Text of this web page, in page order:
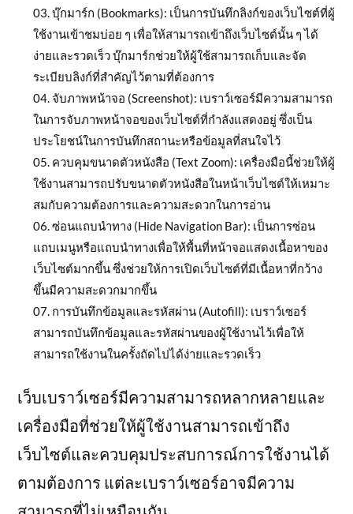
บุ๊กมาร์ก (Bookmarks): เป็นการบันทึกลิงก์ของเว็บไซต์ที่ผู้
ใช้งานเข้าชมบ่อย ๆ เพื่อให้สามารถเข้าถึงเว็บไซต์นั้น ๆ ได้
ง่ายและรวดเร็ว บุ๊กมาร์กช่วยให้ผู้ใช้สามารถเก็บและจัด
ระเบียบลิงก์ที่สำคัญไว้ตามที่ต้องการ
จับภาพหน้าจอ (Screenshot): เบราว์เซอร์มีความสามารถ
ในการจับภาพหน้าจอของเว็บไซต์ที่กำลังแสดงอยู่ ซึ่งเป็น
ประโยชน์ในการบันทึกสถานะหรือข้อมูลที่สนใจไว้
ควบคุมขนาดตัวหนังสือ (Text Zoom): เครื่องมือนี้ช่วยให้ผู้
ใช้งานสามารถปรับขนาดตัวหนังสือในหน้าเว็บไซต์ให้เหมาะ
สมกับความต้องการและความสะดวกในการอ่าน
ซ่อนแถบนำทาง (Hide Navigation Bar): เป็นการซ่อน
แถบเมนูหรือแถบนำทางเพื่อให้พื้นที่หน้าจอแสดงเนื้อหาของ
เว็บไซต์มากขึ้น ซึ่งช่วยให้การเปิดเว็บไซต์ที่มีเนื้อหาที่กว้าง
ขึ้นมีความสะดวกมากขึ้น
การบันทึกข้อมูลและรหัสผ่าน (Autofill): เบราว์เซอร์
สามารถบันทึกข้อมูลและรหัสผ่านของผู้ใช้งานไว้เพื่อให้
สามารถใช้งานในครั้งถัดไปได้ง่ายและรวดเร็ว
เว็บเบราว์เซอร์มีความสามารถหลากหลายและ
เครื่องมือที่ช่วยให้ผู้ใช้งานสามารถเข้าถึง
เว็บไซต์และควบคุมประสบการณ์การใช้งานได้
ตามต้องการ แต่ละเบราว์เซอร์อาจมีความ